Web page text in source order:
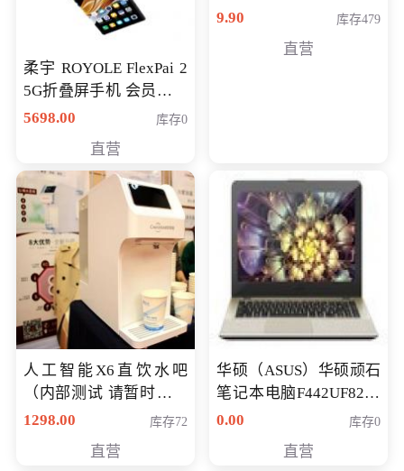
柔宇 ROYOLE FlexPai 2
5G折叠屏手机 会员专享
购买价格 4998元
5698.00 库存0
直营
9.90 库存479
直营
人工智能X6直饮水吧
（内部测试 请暂时不要
购买）
1298.00 库存72
直营
华硕（ASUS）华硕顽石
笔记本电脑F442UF8250
八代独显轻薄办公商务
0.00 库存0
直营